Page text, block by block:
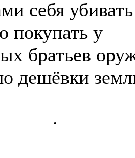
себя
покупать у
братьев
дешёвки
.